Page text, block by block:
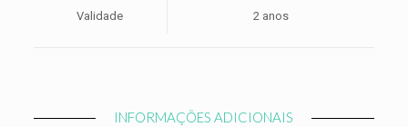
Validade 2 anos
INFORMAÇÕES ADICIONAIS